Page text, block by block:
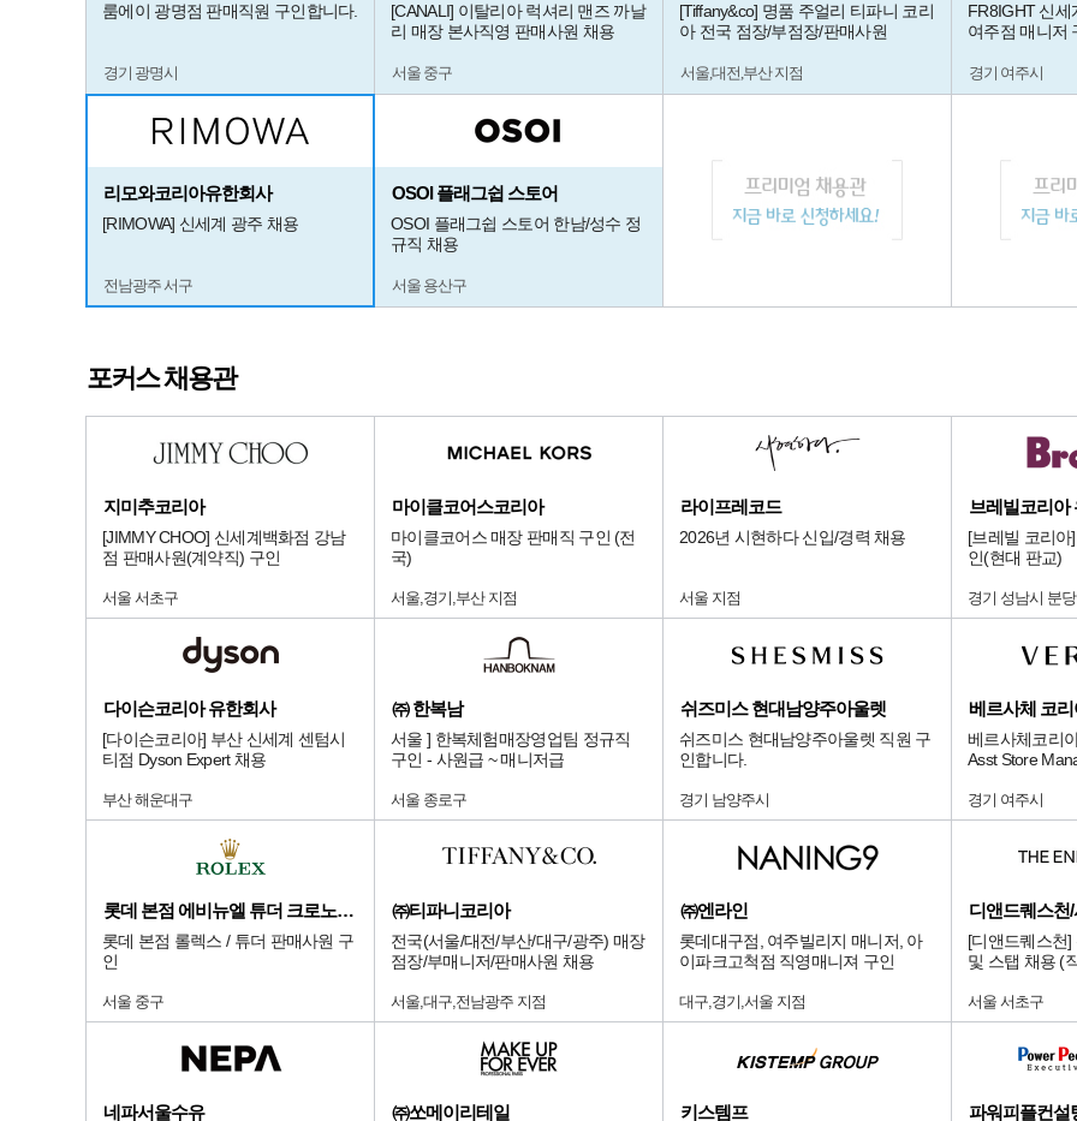
룸에이 광명점 판매직원 구인합니다.
경기 광명시
[CANALI] 이탈리아 럭셔리 맨즈 까날
리 매장 본사직영 판매사원 채용
서울 중구
[Tiffany&co] 명품 주얼리 티파니 코리
아 전국 점장/부점장/판매사원
서울,대전,부산 지점
FR8IGHT 신
여주점 매니저
경기 여주시
리모와코리아유한회사
[RIMOWA] 신세계 광주 채용
전남광주 서구
OSOI 플래그쉽 스토어
OSOI 플래그쉽 스토어 한남/성수 정
규직 채용
서울 용산구
포커스 채용관
지미추코리아
[JIMMY CHOO] 신세계백화점 강남
점 판매사원(계약직) 구인
서울 서초구
마이클코어스코리아
마이클코어스 매장 판매직 구인 (전
국)
서울,경기,부산 지점
라이프레코드
2026년 시현하다 신입/경력 채용
서울 지점
브레빌코리아
[브레빌 코리
인(현대 판교)
경기 성남시 분
다이슨코리아 유한회사
[다이슨코리아] 부산 신세계 센텀시
티점 Dyson Expert 채용
부산 해운대구
㈜ 한복남
서울 ] 한복체험매장영업팀 정규직
구인 - 사원급 ~ 매니저급
서울 종로구
쉬즈미스 현대남양주아울렛
쉬즈미스 현대남양주아울렛 직원 구
인합니다.
경기 남양주시
베르사체 코리
베르사체코리
Asst Store
경기 여주시
롯데 본점 에비뉴엘 튜더 크로노다임
롯데 본점 롤렉스 / 튜더 판매사원 구
인
서울 중구
㈜티파니코리아
전국(서울/대전/부산/대구/광주) 매장
점장/부매니저/판매사원 채용
서울,대구,전남광주 지점
㈜엔라인
롯데대구점, 여주빌리지 매니저, 아
이파크고척점 직영매니져 구인
대구,경기,서울 지점
[디앤드퀘스천
및 스탭 채용 (
서울 서초구
네파서울수유 ㈜쏘메이리테일 키스템프 파워피플컨설